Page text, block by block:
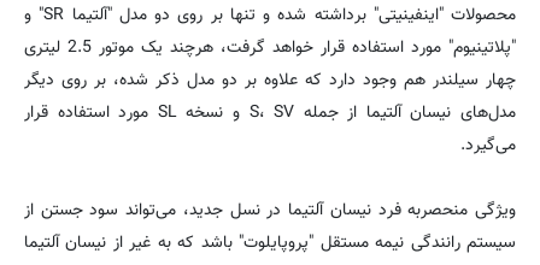
محصولات "اینفینیتی" برداشته شده و تنها بر روی دو مدل "آلتیما SR" و
"پلاتینیوم" مورد استفاده قرار خواهد گرفت، هرچند یک موتور 2.5 لیتری
چهار سیلندر هم وجود دارد که علاوه بر دو مدل ذکر شده، بر روی دیگر
مدل‌های نیسان آلتیما از جمله S، SV و نسخه SL مورد استفاده قرار
می‌گیرد.
ویژگی منحصربه فرد نیسان آلتیما در نسل جدید، می‌تواند سود جستن از
سیستم رانندگی نیمه مستقل "پروپایلوت" باشد که به غیر از نیسان آلتیما